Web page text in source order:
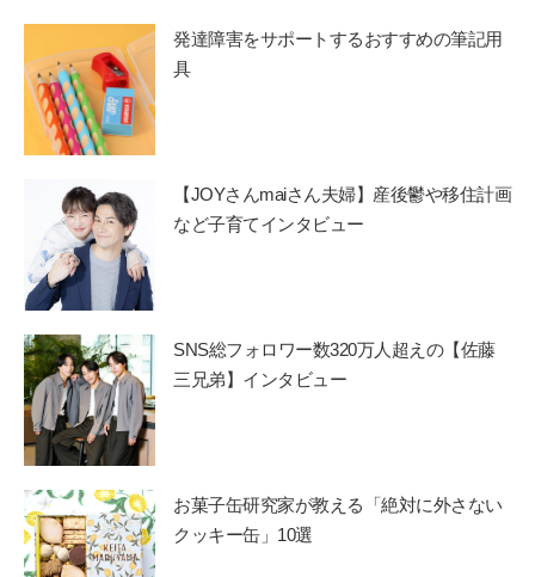
発達障害をサポートするおすすめの筆記用
具
【JOYさんmaiさん夫婦】産後鬱や移住計画
など子育てインタビュー
SNS総フォロワー数320万人超えの【佐藤
三兄弟】インタビュー
お菓子缶研究家が教える「絶対に外さない
クッキー缶」10選